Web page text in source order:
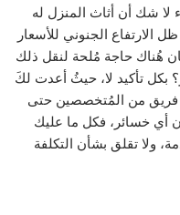
لا شك أن أثاث المنزل له
الارتفاع الجنوني للأسعار
هُناك حاجة مُلحة لنقل ذلك
بكل تأكيد لا، حيثُ أعدت لكَ
فريق من المُتخصصين حتى
أي خسائر، فكل ما عليك
ولا تقلق بشأن التكلفة